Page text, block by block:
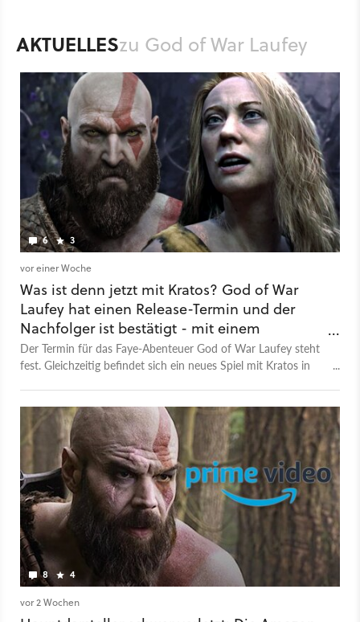
AKTUELLESzu God of War Laufey
6 3
vor einer Woche
Was ist denn jetzt mit Kratos? God of War
Laufey hat einen Release-Termin und der
Nachfolger ist bestätigt - mit einem
wichtigen Detail
Der Termin für das Faye-Abenteuer God of War Laufey steht
fest. Gleichzeitig befindet sich ein neues Spiel mit Kratos in
8 4
vor 2 Wochen